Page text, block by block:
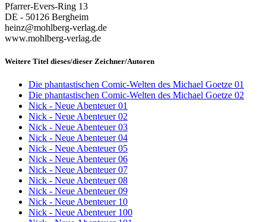
Pfarrer-Evers-Ring 13
DE - 50126 Bergheim
heinz@mohlberg-verlag.de
www.mohlberg-verlag.de
Weitere Titel dieses/dieser Zeichner/Autoren
Die phantastischen Comic-Welten des Michael Goetze 01
Die phantastischen Comic-Welten des Michael Goetze 02
Nick - Neue Abenteuer 01
Nick - Neue Abenteuer 02
Nick - Neue Abenteuer 03
Nick - Neue Abenteuer 04
Nick - Neue Abenteuer 05
Nick - Neue Abenteuer 06
Nick - Neue Abenteuer 07
Nick - Neue Abenteuer 08
Nick - Neue Abenteuer 09
Nick - Neue Abenteuer 10
Nick - Neue Abenteuer 100